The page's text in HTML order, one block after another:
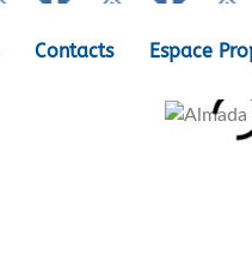
Contacts Espace